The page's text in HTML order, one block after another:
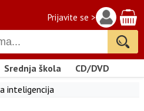
Prijavite se >
Srednja škola
CD/DVD
inteligencija